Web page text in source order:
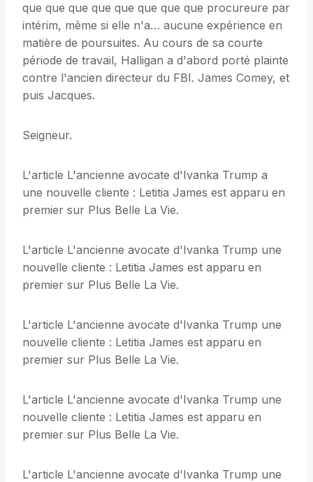
que que que que que que que que procureure par
intérim, même si elle n'a… aucune expérience en
matière de poursuites. Au cours de sa courte
période de travail, Halligan a d'abord porté plainte
contre l'ancien directeur du FBI. James Comey, et
puis Jacques.
Seigneur.
L'article L'ancienne avocate d'Ivanka Trump a
une nouvelle cliente : Letitia James est apparu en
premier sur Plus Belle La Vie.
L'article L'ancienne avocate d'Ivanka Trump une
nouvelle cliente : Letitia James est apparu en
premier sur Plus Belle La Vie.
L'article L'ancienne avocate d'Ivanka Trump une
nouvelle cliente : Letitia James est apparu en
premier sur Plus Belle La Vie.
L'article L'ancienne avocate d'Ivanka Trump une
nouvelle cliente : Letitia James est apparu en
premier sur Plus Belle La Vie.
L'article L'ancienne avocate d'Ivanka Trump une